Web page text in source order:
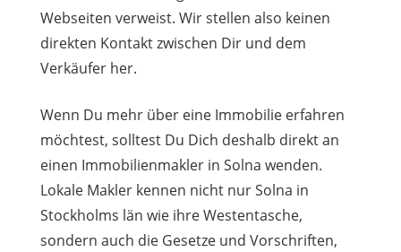
Webseiten verweist. Wir stellen also keinen
direkten Kontakt zwischen Dir und dem
Verkäufer her.
Wenn Du mehr über eine Immobilie erfahren
möchtest, solltest Du Dich deshalb direkt an
einen Immobilienmakler in Solna wenden.
Lokale Makler kennen nicht nur Solna in
Stockholms län wie ihre Westentasche,
sondern auch die Gesetze und Vorschriften,